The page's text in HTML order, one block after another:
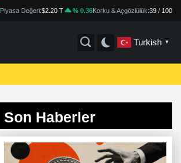
Piyasa Değeri:$2.20 T % 0.36Korku & Açgözlülük:39 / 100
Turkish ▼
Son Haberler